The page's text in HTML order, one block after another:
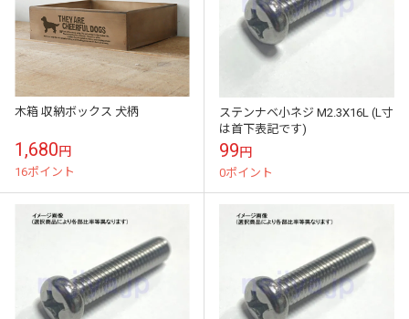
木箱 収納ボックス 犬柄
1,680円
16ポイント
ステンナベ小ネジ M2.3X16L (L寸
は首下表記です)
99円
0ポイント